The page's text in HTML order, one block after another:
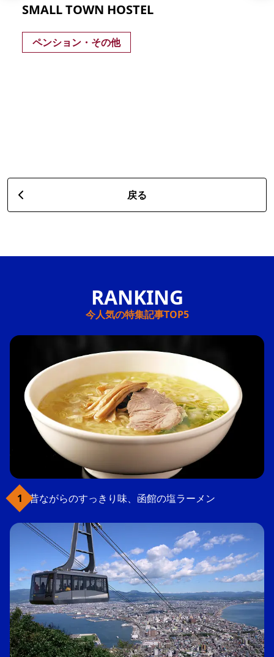
SMALL TOWN HOSTEL
ペンション・その他
戻る
今人気の特集記事TOP5
昔ながらのすっきり味、函館の塩ラーメン